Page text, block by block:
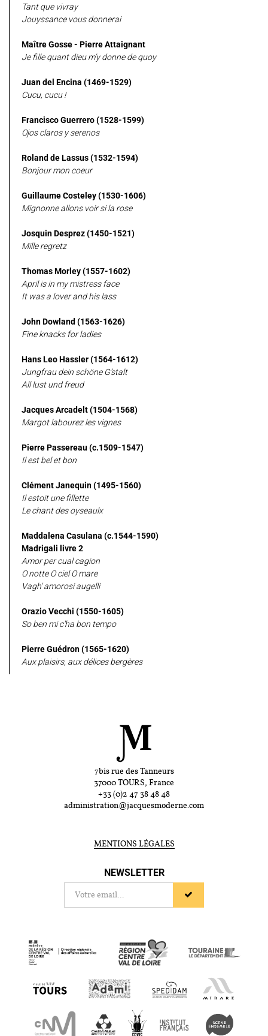
Tant que vivray
Jouyssance vous donnerai
Maître Gosse - Pierre Attaignant
Je fille quant dieu m’y donne de quoy
Juan del Encina (1469-1529)
Cucu, cucu !
Francisco Guerrero (1528-1599)
Ojos claros y serenos
Roland de Lassus (1532-1594)
Bonjour mon coeur
Guillaume Costeley (1530-1606)
Mignonne allons voir si la rose
Josquin Desprez (1450-1521)
Mille regretz
Thomas Morley (1557-1602)
April is in my mistress face
It was a lover and his lass
John Dowland (1563-1626)
Fine knacks for ladies
Hans Leo Hassler (1564-1612)
Jungfrau dein schöne G’stalt
All lust und freud
Jacques Arcadelt (1504-1568)
Margot labourez les vignes
Pierre Passereau (c.1509-1547)
Il est bel et bon
Clément Janequin (1495-1560)
Il estoit une fillette
Le chant des oyseaulx
Maddalena Casulana (c.1544-1590)
Madrigali livre 2
Amor per cual cagion
O notte O ciel O mare
Vagh' amorosi augelli
Orazio Vecchi (1550-1605)
So ben mi c'ha bon tempo
Pierre Guédron (1565-1620)
Aux plaisirs, aux délices bergères
7bis rue des Tanneurs
37000 TOURS, France
+33 (0)2 47 38 48 48
administration@jacquesmoderne.com
MENTIONS LÉGALES
NEWSLETTER